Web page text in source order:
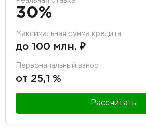
30%
Максимальная сумма кредита
до 100 млн. ₽
Первоначальный взнос
от 25,1 %
Рассчитать